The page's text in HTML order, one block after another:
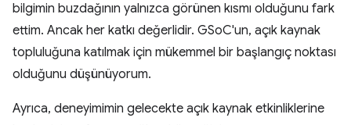
bilgimin buzdağının yalnızca görünen kısmı olduğunu fark
ettim. Ancak her katkı değerlidir. GSoC'un, açık kaynak
topluluğuna katılmak için mükemmel bir başlangıç noktası
olduğunu düşünüyorum.
Ayrıca, deneyimimin gelecekte açık kaynak etkinliklerine